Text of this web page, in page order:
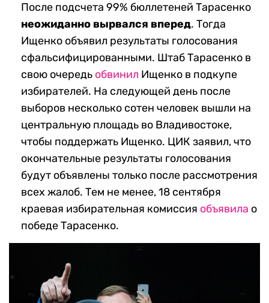
После подсчета 99% бюллетеней Тарасенко
неожиданно вырвался вперед. Тогда
Ищенко объявил результаты голосования
сфальсифицированными. Штаб Тарасенко в
свою очередь обвинил Ищенко в подкупе
избирателей. На следующей день после
выборов несколько сотен человек вышли на
центральную площадь во Владивостоке,
чтобы поддержать Ищенко. ЦИК заявил, что
окончательные результаты голосования
будут объявлены только после рассмотрения
всех жалоб. Тем не менее, 18 сентября
краевая избирательная комиссия объявила о
победе Тарасенко.